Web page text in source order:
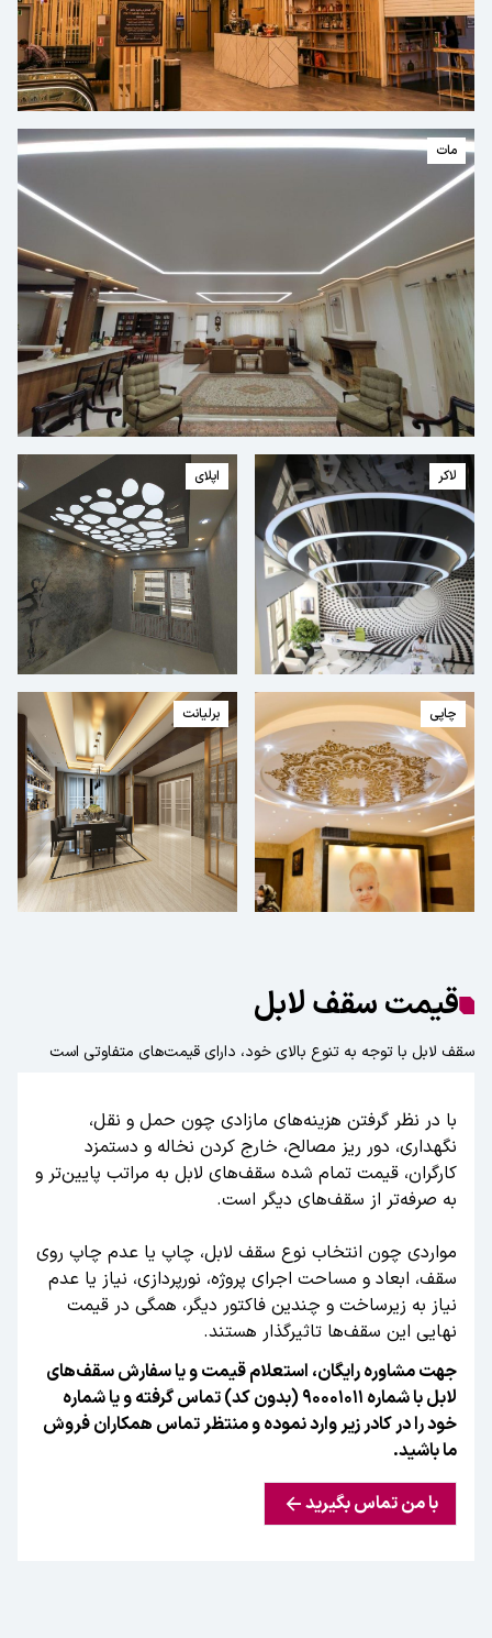
قیمت سقف لابل
سقف لابل با توجه به تنوع بالای خود، دارای قیمت‌های متفاوتی است
با در نظر گرفتن هزینه‌های مازادی چون حمل و نقل،
نگهداری، دور ریز مصالح، خارج کردن نخاله و دستمزد
کارگران، قیمت تمام شده سقف‌های لابل به مراتب پایین‌تر و
مواردی چون انتخاب نوع سقف لابل، چاپ یا عدم چاپ روی
سقف، ابعاد و مساحت اجرای پروژه، نورپردازی، نیاز یا عدم
نیاز به زیرساخت و چندین فاکتور دیگر، همگی در قیمت
نهایی این سقف‌ها تاثیرگذار هستند.
جهت مشاوره رایگان، استعلام قیمت و یا سفارش سقف‌های
لابل با شماره ۹۰۰۰۱۰۱۱ (بدون کد) تماس گرفته و یا شماره
خود را در کادر زیر وارد نموده و منتظر تماس همکاران فروش
ما باشید.
با من تماس بگیرید
مات
لاکر اپلای
چاپی برلیانت